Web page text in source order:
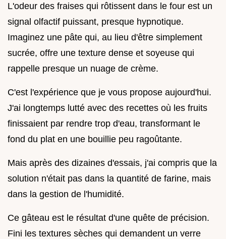
L'odeur des fraises qui rôtissent dans le four est un
signal olfactif puissant, presque hypnotique.
Imaginez une pâte qui, au lieu d'être simplement
sucrée, offre une texture dense et soyeuse qui
rappelle presque un nuage de crème.
C'est l'expérience que je vous propose aujourd'hui.
J'ai longtemps lutté avec des recettes où les fruits
finissaient par rendre trop d'eau, transformant le
fond du plat en une bouillie peu ragoûtante.
Mais après des dizaines d'essais, j'ai compris que la
solution n'était pas dans la quantité de farine, mais
dans la gestion de l'humidité.
Ce gâteau est le résultat d'une quête de précision.
Fini les textures sèches qui demandent un verre